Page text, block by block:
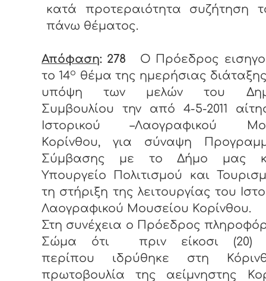
κατά προτεραιότητα συζήτηση
πάνω θέματος.
Απόφαση: 278 Ο Πρόεδρος
το 14ο θέμα της ημερήσιας
υπόψη των μελών του
Συμβουλίου την από 4-5-2011
Ιστορικού –Λαογραφικού
Κορίνθου, για σύναψη
Σύμβασης με το Δήμο μας
Υπουργείο Πολιτισμού και
τη στήριξη της λειτουργίας του
Λαογραφικού Μουσείου Κορίνθου.
Στη συνέχεια ο Πρόεδρος
Σώμα ότι πριν είκοσι (20)
περίπου ιδρύθηκε στη
πρωτοβουλία της αείμνηστης